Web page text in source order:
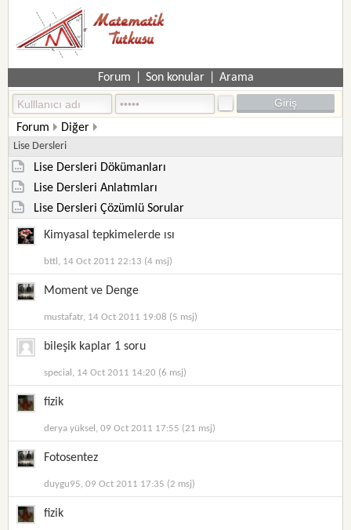
Forum Son konular Arama
Forum Diğer
Lise Dersleri
Lise Dersleri Dökümanları
Lise Dersleri Anlatımları
Lise Dersleri Çözümlü Sorular
Kimyasal tepkimelerde ısı
bttl, 14 Oct 2011 22:13 (4 msj)
Moment ve Denge
mustafatr, 14 Oct 2011 19:08 (5 msj)
bileşik kaplar 1 soru
special, 14 Oct 2011 14:20 (6 msj)
fizik
derya yüksel, 09 Oct 2011 17:55 (21 msj)
Fotosentez
duygu95, 09 Oct 2011 17:35 (2 msj)
fizik